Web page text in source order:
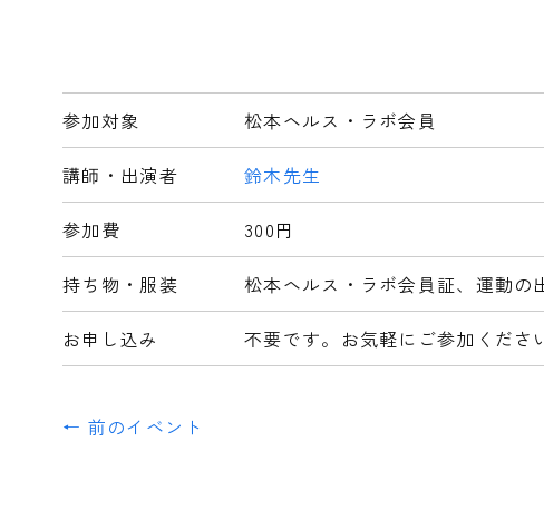
参加対象 松本ヘルス・ラボ会員
講師・出演者 鈴木先生
参加費 300円
持ち物・服装 松本ヘルス・ラボ会員証、運動
お申し込み 不要です。お気軽にご参加くださ
← 前のイベント